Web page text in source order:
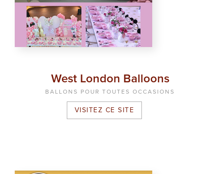
West London Balloons
BALLONS POUR TOUTES OCCASIONS
VISITEZ CE SITE